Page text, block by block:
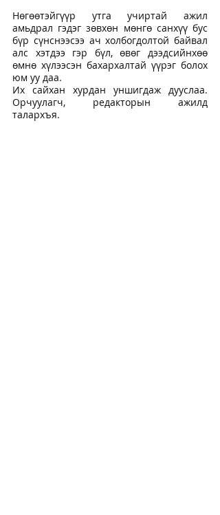
Нөгөөтэйгүүр утга учиртай ажил
амьдрал гэдэг зөвхөн мөнгө санхүү бус
бүр сүнснээсээ ач холбогдолтой байвал
алс хэтдээ гэр бүл, өвөг дээдсийнхөө
өмнө хүлээсэн бахархалтай үүрэг болох
юм уу даа.
Их сайхан хурдан уншигдаж дууслаа.
Орчуулагч, редакторын ажилд
талархъя.